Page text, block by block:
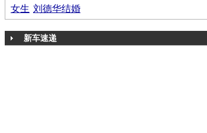
女生 刘德华结婚
新车速递